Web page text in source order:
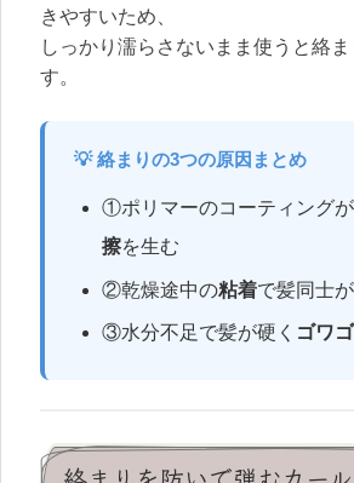
きやすいため、
しっかり濡らさないまま使うと絡
す。
💡 絡まりの3つの原因まとめ
①ポリマーのコーティング
擦を生む
②乾燥途中の粘着で髪同士
③水分不足で髪が硬く ゴワ